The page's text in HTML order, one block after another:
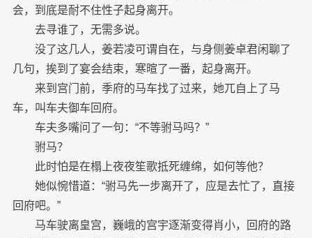
会，到底是耐不住性子起身离开。
去寻谁了，无需多说。
没了这几人，姜若凌可谓自在，与身侧姜卓君闲聊了
几句，挨到了宴会结束，寒暄了一番，起身离开。
来到宫门前，季府的马车找了过来，她兀自上了马
车，叫车夫御车回府。
车夫多嘴问了一句：“不等驸马吗？”
驸马？
此时怕是在榻上夜夜笙歌抵死缠绵，如何等他？
她似惋惜道：“驸马先一步离开了，应是去忙了，直接
回府吧。”
马车驶离皇宫，巍峨的宫宇逐渐变得肖小，回府的路